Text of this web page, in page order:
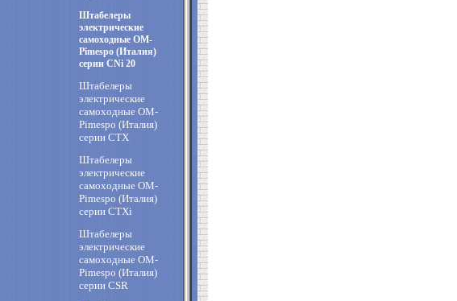
Штабелеры
электрические
самоходные OM-
Pimespo (Италия)
cерии CNi 20
Штабелеры
электрические
самоходные OM-
Pimespo (Италия)
cерии CTX
Штабелеры
электрические
самоходные OM-
Pimespo (Италия)
cерии CTXi
Штабелеры
электрические
самоходные OM-
Pimespo (Италия)
cерии CSR